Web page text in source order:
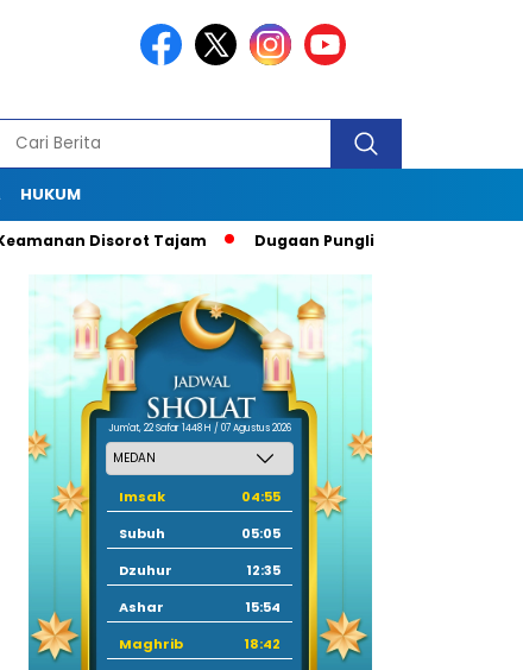
HUKUM
Disorot Tajam Dugaan Pungli Oknum Kacabdisdik SMA
Jum'at, 22 Safar 1448 H / 07 Agustus 2026
Imsak
04:55
Subuh
05:05
Dzuhur
12:35
Ashar
15:54
Maghrib
18:42